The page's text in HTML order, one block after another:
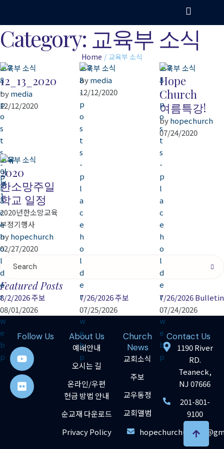
Category: 교육부 소식
Home / 교육부 소식
교육부 소식
12_13_2020
by media
12/12/2020
교육부 소식
by media
12/12/2020
교육부 소식
Hope
Church
여름특강!
by hopechurch
07/24/2020
교육부 소식
2020
한소망주일
학교 일정
2020년한소망교육
부정기행사
by hopechurch
02/27/2020
Featured Posts
8/2/2026 주보
08/01/2026
7/26/2026 주보
07/25/2026
7/26/2026 Bulletin
07/24/2026
Follow Us About Us
예배안내
오시는 길
온라인/우편
헌금 방법 안내
순교재 다운로드
Privacy Policy
Church
News
교회소식
주보
교우동정
교회앨범
Contact Us
1190 River
RD.
Teaneck,
NJ 07666
201-801-
9100